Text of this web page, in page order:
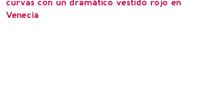
curvas con un dramático vestido rojo en
Venecia